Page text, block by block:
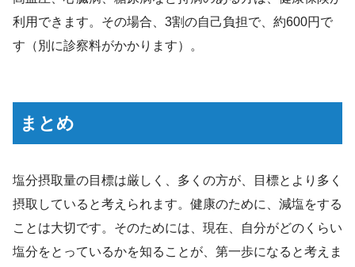
利用できます。その場合、3割の自己負担で、約600円で
す（別に診察料がかかります）。
まとめ
塩分摂取量の目標は厳しく、多くの方が、目標とより多く
摂取していると考えられます。健康のために、減塩をする
ことは大切です。そのためには、現在、自分がどのくらい
塩分をとっているかを知ることが、第一歩になると考えま